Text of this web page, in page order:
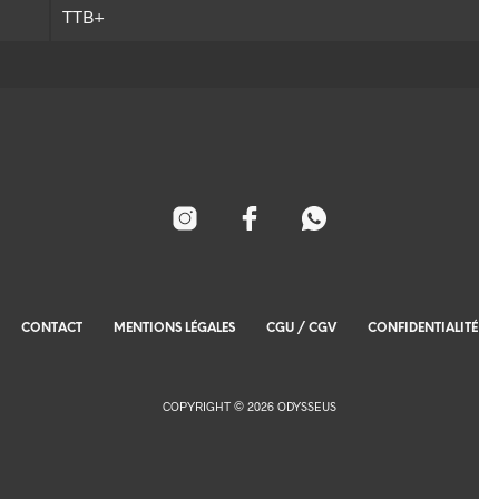
TTB+
CONTACT MENTIONS LÉGALES CGU / CGV CONFIDENTIALITÉ
COPYRIGHT © 2026 ODYSSEUS